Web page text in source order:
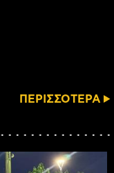
ΠΕΡΙΣΣΟΤΕΡΑ